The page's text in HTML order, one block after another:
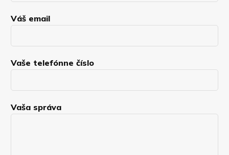
Váš email
Vaše telefónne číslo
Vaša správa